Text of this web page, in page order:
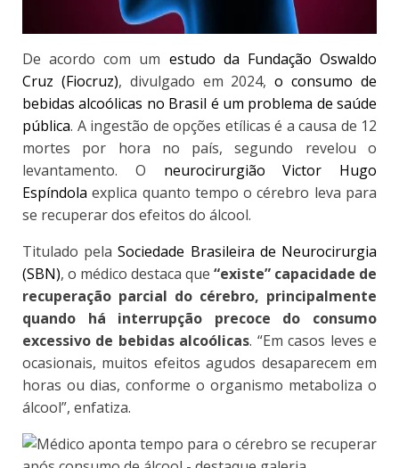
De acordo com um estudo da Fundação Oswaldo
Cruz (Fiocruz), divulgado em 2024,o consumo de
bebidas alcoólicas no Brasil é um problema de saúde
pública. A ingestão de opções etílicas é a causa de 12
mortes por hora no país, segundo revelou o
levantamento. O neurocirurgião Victor Hugo
Espíndola explica quanto tempo o cérebro leva para
se recuperar dos efeitos do álcool.
Titulado pelaSociedade Brasileira de Neurocirurgia
(SBN), o médico destaca que “existe” capacidade de
recuperação parcial do cérebro, principalmente
quando há interrupção precoce do consumo
excessivo de bebidas alcoólicas. “Em casos leves e
ocasionais, muitos efeitos agudos desaparecem em
horas ou dias, conforme o organismo metaboliza o
álcool”, enfatiza.